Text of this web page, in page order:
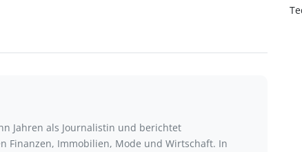
Jahren als Journalistin und berichtet
Finanzen, Immobilien, Mode und Wirtschaft. In